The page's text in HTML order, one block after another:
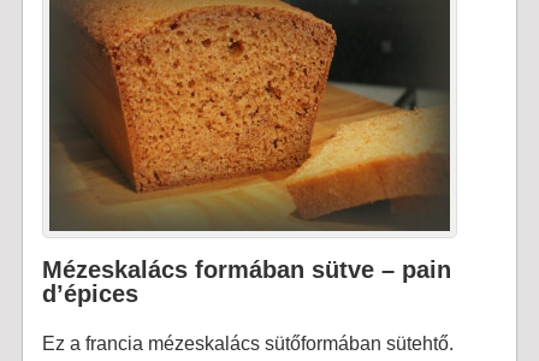
Mézeskalács formában sütve – pain
d’épices
Ez a francia mézeskalács sütőformában sütehtő.